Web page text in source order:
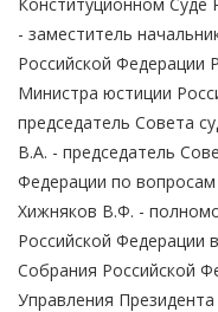
- заместитель
Российской Федерации
Министра юстиции
председатель Совета
В.А. - председатель
Федерации по
Хижняков В.Ф. -
Российской Федерации
Собрания Российской
Управления